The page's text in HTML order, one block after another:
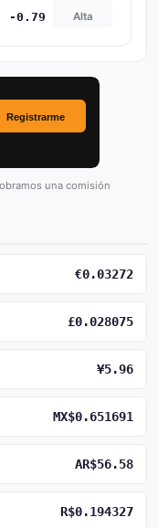
-0.79 Alta
una comisión
€0.03272
£0.028075
¥5.96
MX$0.651691
AR$56.58
R$0.194327